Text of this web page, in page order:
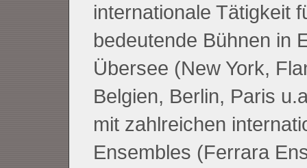
internationale Tätigkeit
bedeutende Bühnen in
Übersee (New York,
Belgien, Berlin, Paris
mit zahlreichen
Ensembles (Ferrara